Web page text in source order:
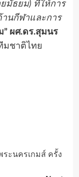
มัธยม) ที่ให้การ
านกีฬาและการ
” ผศ.ดร.สุมนร
ชาติไทย
ระนครเกมส์ ครั้ง